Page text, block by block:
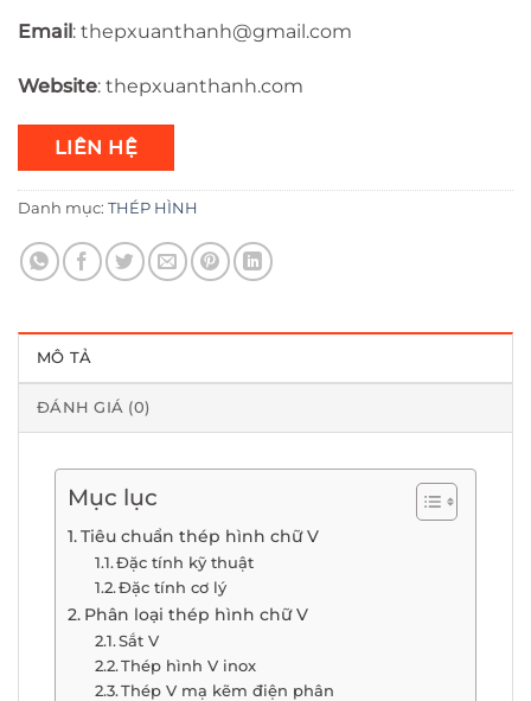
Email: thepxuanthanh@gmail.com
Website: thepxuanthanh.com
LIÊN HỆ
Danh mục: THÉP HÌNH
MÔ TẢ
ĐÁNH GIÁ (0)
Mục lục
Tiêu chuẩn thép hình chữ V
Đặc tính kỹ thuật
Đặc tính cơ lý
Phân loại thép hình chữ V
Sắt V
Thép hình V inox
Thép V mạ kẽm điện phân